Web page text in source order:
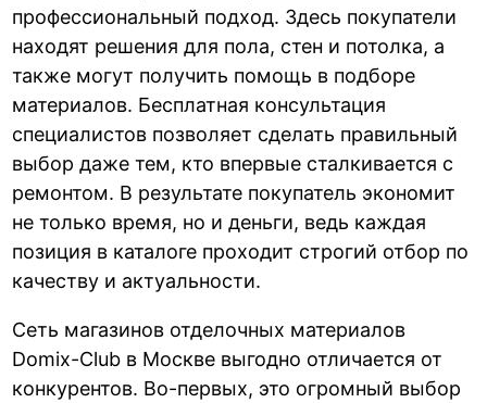
профессиональный подход. Здесь покупатели
находят решения для пола, стен и потолка, а
также могут получить помощь в подборе
материалов. Бесплатная консультация
специалистов позволяет сделать правильный
выбор даже тем, кто впервые сталкивается с
ремонтом. В результате покупатель экономит
не только время, но и деньги, ведь каждая
позиция в каталоге проходит строгий отбор по
качеству и актуальности.
Сеть магазинов отделочных материалов
Domix-Club в Москве выгодно отличается от
конкурентов. Во-первых, это огромный выбор